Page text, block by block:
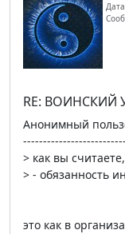
RE: ВОИНСКИЙ
Анонимный
> как вы
> - обязанность
это как в